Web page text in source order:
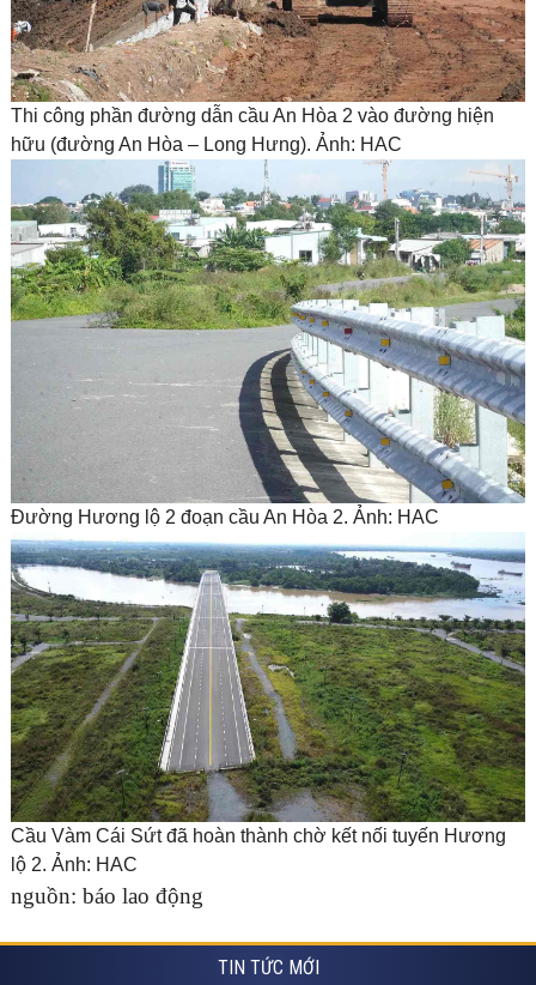
Thi công phần đường dẫn cầu An Hòa 2 vào đường hiện
hữu (đường An Hòa – Long Hưng). Ảnh: HAC
Đường Hương lộ 2 đoạn cầu An Hòa 2. Ảnh: HAC
Cầu Vàm Cái Sứt đã hoàn thành chờ kết nối tuyến Hương
lộ 2. Ảnh: HAC
nguồn: báo lao động
TIN TỨC MỚI